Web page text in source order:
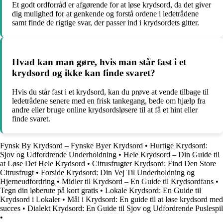
Et godt ordforråd er afgørende for at løse krydsord, da det giver
dig mulighed for at genkende og forstå ordene i ledetrådene
samt finde de rigtige svar, der passer ind i krydsordets gitter.
Hvad kan man gøre, hvis man står fast i et
krydsord og ikke kan finde svaret?
Hvis du står fast i et krydsord, kan du prøve at vende tilbage til
ledetrådene senere med en frisk tankegang, bede om hjælp fra
andre eller bruge online krydsordsløsere til at få et hint eller
finde svaret.
Fynsk By Krydsord – Fynske Byer Krydsord • Hurtige Krydsord:
Sjov og Udfordrende Underholdning • Hele Krydsord – Din Guide til
at Løse Det Hele Krydsord • Citrusfrugter Krydsord: Find Den Store
Citrusfrugt• Forside Krydsord: Din Vej Til Underholdning og
Hjerneudfordring • Midler til Krydsord – En Guide til Krydsordfans •
Tegn din løberute på kort gratis • Lokale Krydsord: En Guide til
Krydsord i Lokaler• Mål i Krydsord: En guide til at løse krydsord med
succes • Dialekt Krydsord: En Guide til Sjov og Udfordrende Puslespil
•